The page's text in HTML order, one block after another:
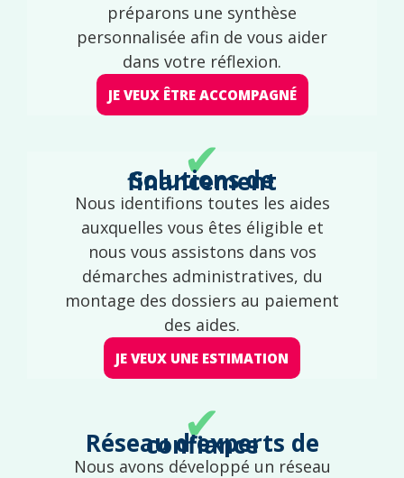
préparons une synthèse
personnalisée afin de vous aider
dans votre réflexion.
JE VEUX ÊTRE ACCOMPAGNÉ
✔
Solutions de financement
Nous identifions toutes les aides
auxquelles vous êtes éligible et
nous vous assistons dans vos
démarches administratives, du
montage des dossiers au paiement
des aides.
JE VEUX UNE ESTIMATION
✔
Réseau d'experts de confiance
Nous avons développé un réseau